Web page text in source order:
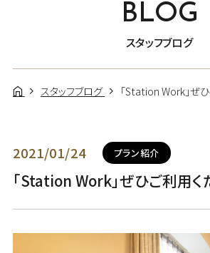
BLOG
スタッフブログ
スタッフブログ 「Station Work」ぜひ
2021/01/24 プラン紹介
「Station Work」ぜひご利用く